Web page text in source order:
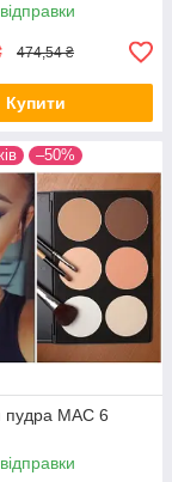
клієнта.
замовлень.
від
косметичних
474,54 ₴
Купити
–50%
пудра МАС 6